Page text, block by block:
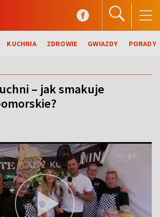
KUCHNIA ZDROWIE GWIAZDY PORADY
– jak smakuje